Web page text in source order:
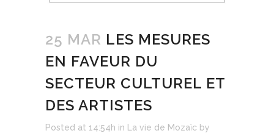
25 MAR LES MESURES
EN FAVEUR DU
SECTEUR CULTUREL ET
DES ARTISTES
Posted at 14:54h in La vie de Mozaïc by